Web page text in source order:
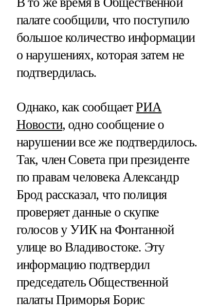
палате сообщили, что поступило
большое количество информации
о нарушениях, которая затем не
подтвердилась.
Однако, как сообщаетРИА
Новости, одно сообщение о
нарушении все же подтвердилось.
Так, член Совета при президенте
по правам человека Александр
Брод рассказал, что полиция
проверяет данные о скупке
голосов у УИК на Фонтанной
улице во Владивостоке. Эту
информацию подтвердил
председатель Общественной
палаты Приморья Борис